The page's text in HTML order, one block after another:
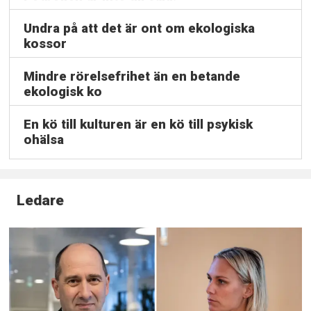
Undra på att det är ont om ekologiska
kossor
Mindre rörelsefrihet än en betande
ekologisk ko
En kö till kulturen är en kö till psykisk
ohälsa
Ledare